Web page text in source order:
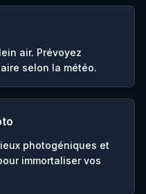
air. Prévoyez
selon la météo.
photogéniques et
immortaliser vos